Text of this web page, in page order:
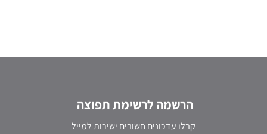
הרשמה לרשימת תפוצה
קבלו עדכונים חשובים ישירות למייל